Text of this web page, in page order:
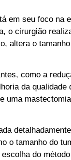
em seu foco na
o cirurgião
altera o
como a
da qualidade
uma
o tamanho do
do